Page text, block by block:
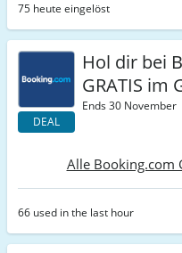
75 heute eingelöst
DEAL
Hol dir bei
GRATIS im
Ends 30 November
Alle Booking.com
66 used in the last hour